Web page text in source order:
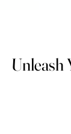
Unleash
Unleash